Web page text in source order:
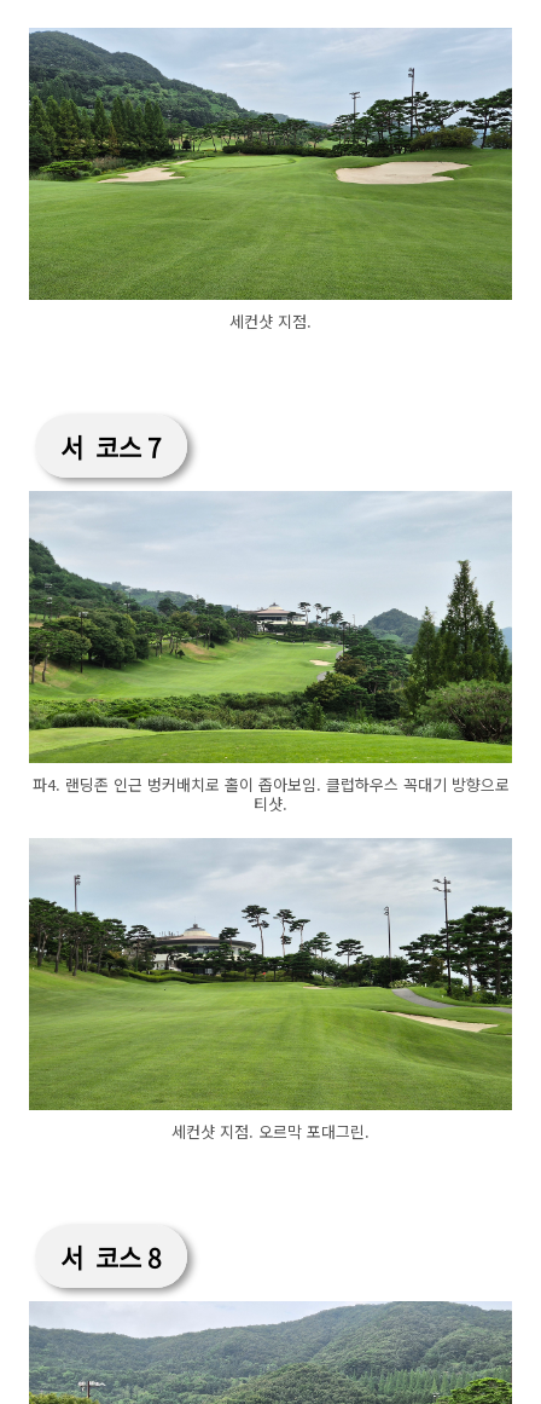
세컨샷 지점.
서 코스 7
파4. 랜딩존 인근 벙커배치로 홀이 좁아보임. 클럽하우스 꼭대기 방향으로
티샷.
세컨샷 지점. 오르막 포대그린.
서 코스 8